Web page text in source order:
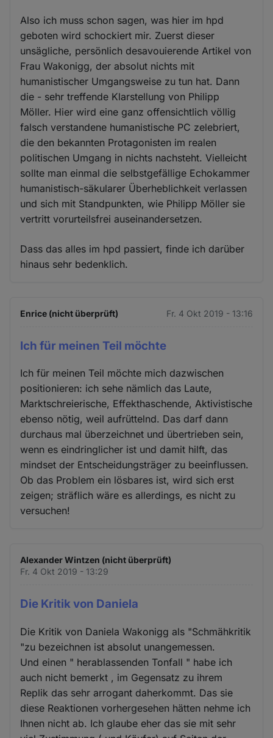
Also ich muss schon sagen, was hier im hpd
geboten wird schockiert mir. Zuerst dieser
unsägliche, persönlich desavouierende Artikel von
Frau Wakonigg, der absolut nichts mit
humanistischer Umgangsweise zu tun hat. Dann
die - sehr treffende Klarstellung von Philipp
Möller. Hier wird eine ganz offensichtlich völlig
falsch verstandene humanistische PC zelebriert,
die den bekannten Protagonisten im realen
politischen Umgang in nichts nachsteht. Vielleicht
sollte man einmal die selbstgefällige Echokammer
humanistisch-säkularer Überheblichkeit verlassen
und sich mit Standpunkten, wie Philipp Möller sie
vertritt vorurteilsfrei auseinandersetzen.
Dass das alles im hpd passiert, finde ich darüber
hinaus sehr bedenklich.
Enrice (nicht überprüft) Fr. 4 Okt 2019 - 13:16
Ich für meinen Teil möchte
Ich für meinen Teil möchte mich dazwischen
positionieren: ich sehe nämlich das Laute,
Marktschreierische, Effekthaschende, Aktivistische
ebenso nötig, weil aufrüttelnd. Das darf dann
durchaus mal überzeichnet und übertrieben sein,
wenn es eindringlicher ist und damit hilft, das
mindset der Entscheidungsträger zu beeinflussen.
Ob das Problem ein lösbares ist, wird sich erst
zeigen; sträflich wäre es allerdings, es nicht zu
versuchen!
Alexander Wintzen (nicht überprüft)
Fr. 4 Okt 2019 - 13:29
Die Kritik von Daniela
Die Kritik von Daniela Wakonigg als "Schmähkritik
"zu bezeichnen ist absolut unangemessen.
Und einen " herablassenden Tonfall " habe ich
auch nicht bemerkt , im Gegensatz zu ihrem
Replik das sehr arrogant daherkommt. Das sie
diese Reaktionen vorhergesehen hätten nehme ich
Ihnen nicht ab. Ich glaube eher das sie mit sehr